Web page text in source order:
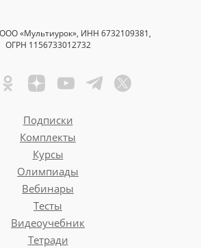
«Мультиурок», ИНН 6732109381,
ОГРН 1156733012732
Подписки
Комплекты
Курсы
Олимпиады
Вебинары
Тесты
Видеоучебник
Тетради